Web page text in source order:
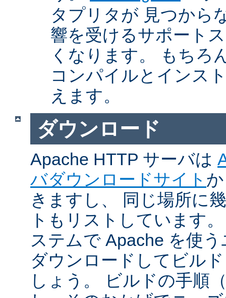
タプリタが 見つから
響を受けるサポート
くなります。 もちろ
コンパイルとインス
えます。
ダウンロード
Apache HTTP サーバは
バダウンロードサイト
きますし、 同じ場所に
トもリストしています
ステムで Apache を使
ダウンロードしてビル
しょう。 ビルドの手順